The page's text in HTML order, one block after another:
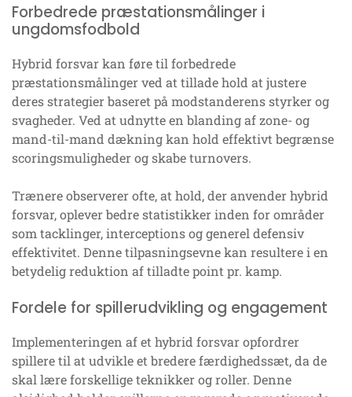
Forbedrede præstationsmålinger i
ungdomsfodbold
Hybrid forsvar kan føre til forbedrede
præstationsmålinger ved at tillade hold at justere
deres strategier baseret på modstanderens styrker og
svagheder. Ved at udnytte en blanding af zone- og
mand-til-mand dækning kan hold effektivt begrænse
scoringsmuligheder og skabe turnovers.
Trænere observerer ofte, at hold, der anvender hybrid
forsvar, oplever bedre statistikker inden for områder
som tacklinger, interceptions og generel defensiv
effektivitet. Denne tilpasningsevne kan resultere i en
betydelig reduktion af tilladte point pr. kamp.
Fordele for spillerudvikling og engagement
Implementeringen af et hybrid forsvar opfordrer
spillere til at udvikle et bredere færdighedssæt, da de
skal lære forskellige teknikker og roller. Denne